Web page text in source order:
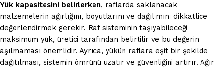
Yük kapasitesini belirlerken, raflarda saklanacak
malzemelerin ağırlığını, boyutlarını ve dağılımını dikkatlice
değerlendirmek gerekir. Raf sisteminin taşıyabileceği
maksimum yük, üretici tarafından belirtilir ve bu değerin
aşılmaması önemlidir. Ayrıca, yükün raflara eşit bir şekilde
dağıtılması, sistemin ömrünü uzatır ve güvenliğini artırır. Ağır